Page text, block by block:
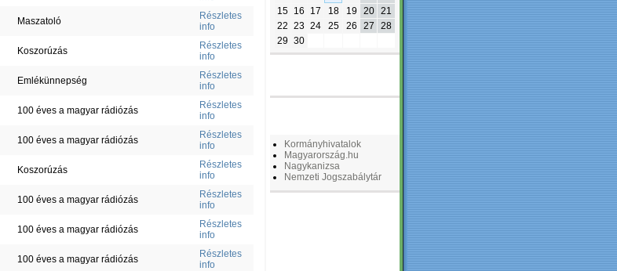
Maszatoló
Részletes
info
Koszorúzás
Részletes
info
Emlékünnepség
Részletes
info
100 éves a magyar rádiózás
Részletes
info
100 éves a magyar rádiózás
Részletes
info
Koszorúzás
Részletes
info
100 éves a magyar rádiózás
Részletes
info
100 éves a magyar rádiózás
Részletes
info
100 éves a magyar rádiózás
Részletes
info
15 16 17 18 19 20
21
22 23 24 25 26 27
28
29 30
Kormányhivatalok
Magyarország.hu
Nagykanizsa
Nemzeti Jogszabálytár